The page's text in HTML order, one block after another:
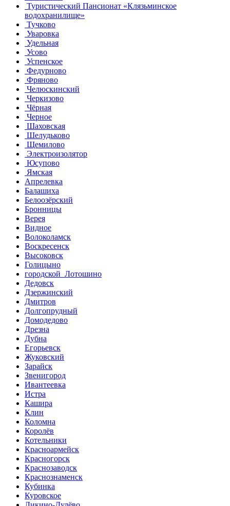
Туристический Пансионат «Клязьминское
водохранилище»
Тучково
Уваровка
Удельная
Усово
Успенское
Федурново
Фряново
Челюскинский
Черкизово
Чёрная
Черное
Шаховская
Шелудьково
Щемилово
Электроизолятор
Юсупово
Ямская
Апрелевка
Балашиха
Белоозёрский
Бронницы
Верея
Видное
Волоколамск
Воскресенск
Высоковск
Голицыно
городской Лотошино
Дедовск
Дзержинский
Дмитров
Долгопрудный
Домодедово
Дрезна
Дубна
Егорьевск
Жуковский
Зарайск
Звенигород
Ивантеевка
Истра
Кашира
Клин
Коломна
Королёв
Котельники
Красноармейск
Красногорск
Краснозаводск
Краснознаменск
Кубинка
Куровское